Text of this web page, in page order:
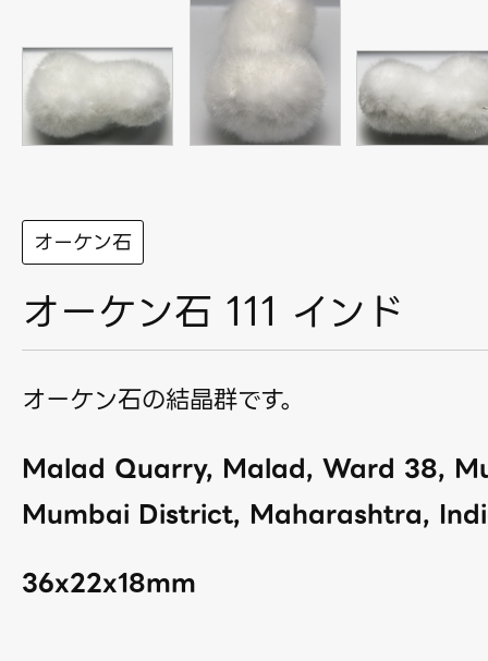
オーケン石
オーケン石 111 インド
オーケン石の結晶群です。
Malad Quarry, Malad, Ward 38,
Mumbai District, Maharashtra,
36x22x18mm